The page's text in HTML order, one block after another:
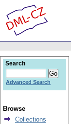
Search
Advanced Search
Browse
Collections